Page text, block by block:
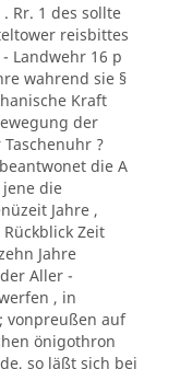
Rr. 1 des sollte
reisbittes
Landwehr 16 p
wahrend sie §
Kraft
der
?
die A
die
Jahre ,
Zeit
Jahre
Aller -
, in
vonpreußen auf
önigothron
so läßt sich bei